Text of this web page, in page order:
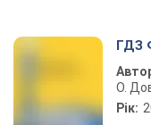
ГДЗ
О.
Рік: